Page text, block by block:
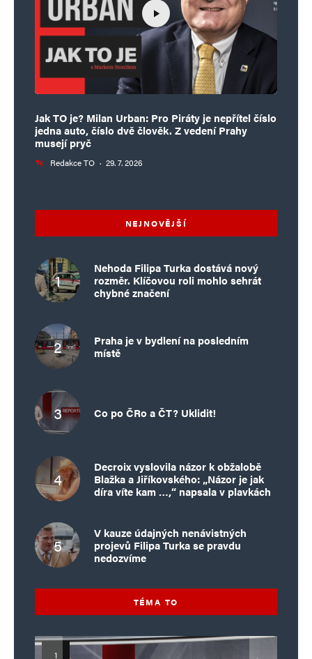
Jak TO je? Milan Urban: Pro Piráty je nepřítel číslo
jedna auto, číslo dvě člověk. Z vedení Prahy
musejí pryč
Redakce TO · 29. 7. 2026
NEJNOVĚJŠÍ
Nehoda Filipa Turka dostává nový
rozměr. Klíčovou roli mohlo sehrát
chybné značení
Praha je v bydlení na posledním
místě
Co po ČRo a ČT? Uklidit!
Decroix vyslovila názor k obžalobě
Blažka a Jiříkovského: „Názor je jak
díra víte kam …,“ napsala v plavkách
V kauze údajných nenávistných
projevů Filipa Turka se pravdu
nedozvíme
TÉMA TO